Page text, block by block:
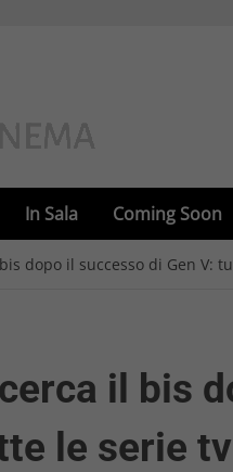
In Sala Coming Soon
dopo il successo di Gen V:
il bis
le serie